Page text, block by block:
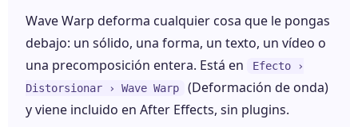
Wave Warp deforma cualquier cosa que le pongas
debajo: un sólido, una forma, un texto, un vídeo o
una precomposición entera. Está en
Efecto ›
Distorsionar › Wave Warp
(Deformación de onda)
y viene incluido en After Effects, sin plugins.